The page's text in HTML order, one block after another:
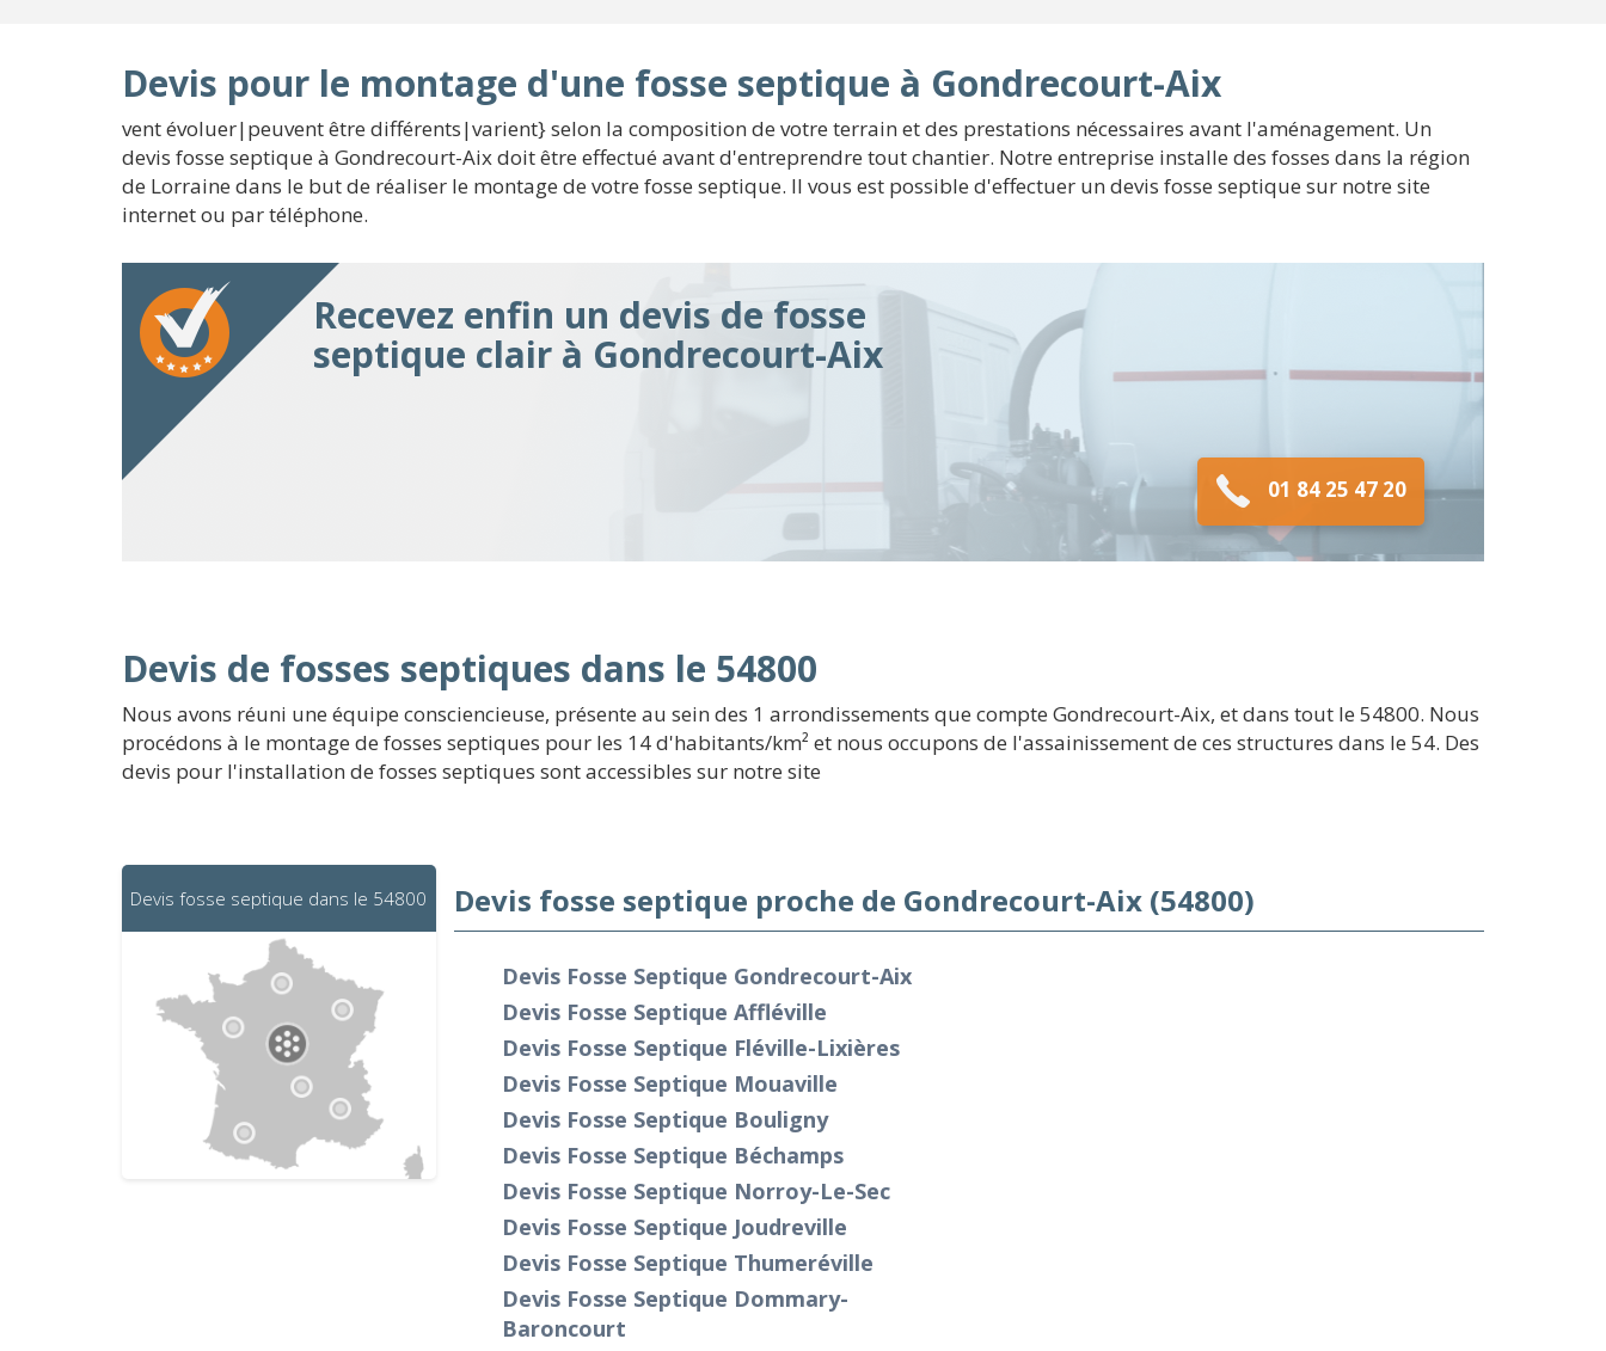
Devis pour le montage d'une fosse septique à Gondrecourt-Aix
vent évoluer|peuvent être différents|varient} selon la composition de votre terrain et des prestations nécessaires avant l'aménagement. Un
devis fosse septique à Gondrecourt-Aix doit être effectué avant d'entreprendre tout chantier. Notre entreprise installe des fosses dans la région
de Lorraine dans le but de réaliser le montage de votre fosse septique. Il vous est possible d'effectuer un devis fosse septique sur notre site
internet ou par téléphone.
Recevez enfin un devis de fosse
septique clair à Gondrecourt-Aix
01 84 25 47 20
Devis de fosses septiques dans le 54800
Nous avons réuni une équipe consciencieuse, présente au sein des 1 arrondissements que compte Gondrecourt-Aix, et dans tout le 54800. Nous
procédons à le montage de fosses septiques pour les 14 d'habitants/km² et nous occupons de l'assainissement de ces structures dans le 54. Des
devis pour l'installation de fosses septiques sont accessibles sur notre site
Devis fosse septique dans le 54800 Devis fosse septique proche de Gondrecourt-Aix (54800)
Devis Fosse Septique Gondrecourt-Aix
Devis Fosse Septique Affléville
Devis Fosse Septique Fléville-Lixières
Devis Fosse Septique Mouaville
Devis Fosse Septique Bouligny
Devis Fosse Septique Béchamps
Devis Fosse Septique Norroy-Le-Sec
Devis Fosse Septique Joudreville
Devis Fosse Septique Thumeréville
Devis Fosse Septique Dommary-
Baroncourt